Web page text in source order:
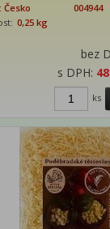
Česko
004944
0,25 kg
bez
s DPH:
ks